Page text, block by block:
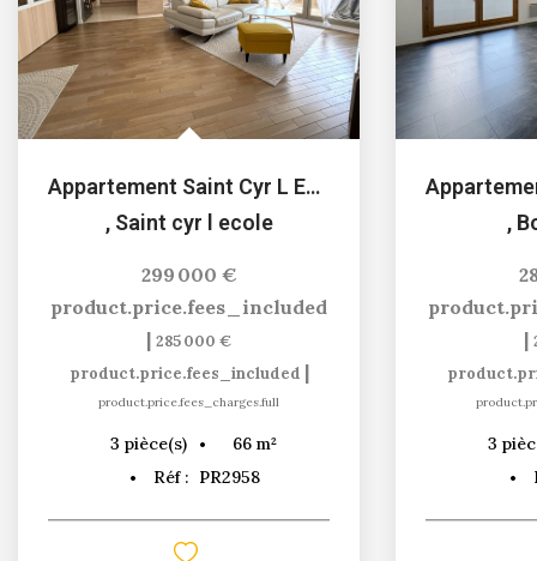
Appartement Saint Cyr L Ecole 3 pièce(s) 65.6 m2
, Saint cyr l ecole
299 000 €
product.price.fees_included
| 285 000 €
product.price.fees_included |
product.price.fees_charges.full
3 pièce(s) 66 m²
Réf : PR2958
,
|
3